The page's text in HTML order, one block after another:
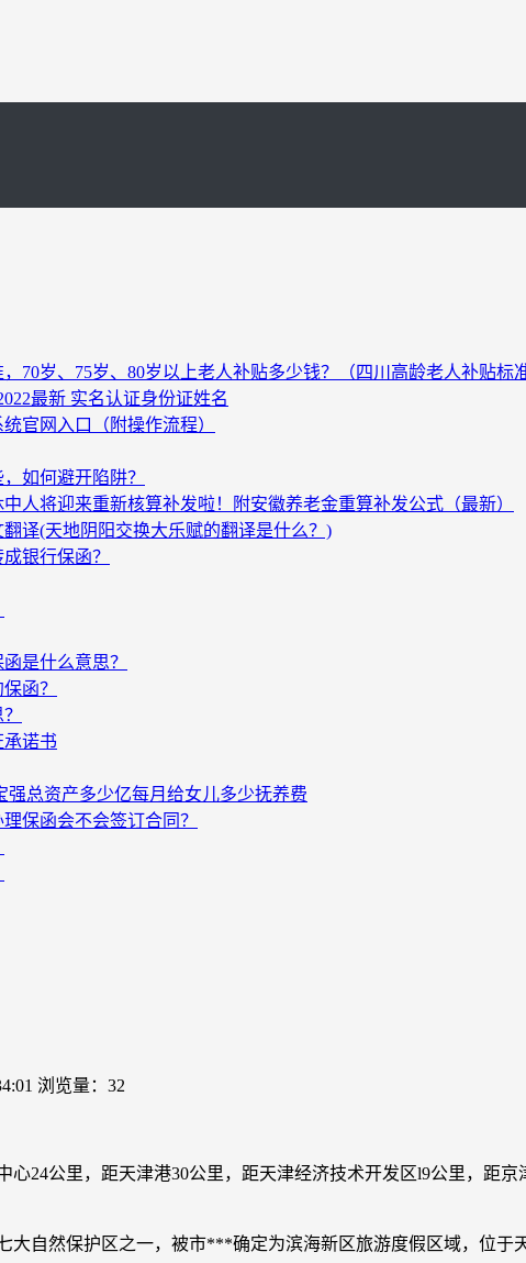
70岁、75岁、80岁以上老人补贴多少钱？（四川高龄老人补贴标准
最新 实名认证身份证姓名
官网入口（附操作流程）
如何避开陷阱？
人将迎来重新核算补发啦！附安徽养老金重算补发公式（最新）
译(天地阴阳交换大乐赋的翻译是什么？)
银行保函？
是什么意思？
函？
诺书
强总资产多少亿每月给女儿多少抚养费
保函会不会签订合同？
浏览量：32
心24公里，距天津港30公里，距天津经济技术开发区l9公里，距
大自然保护区之一，被市***确定为滨海新区旅游度假区域，位于